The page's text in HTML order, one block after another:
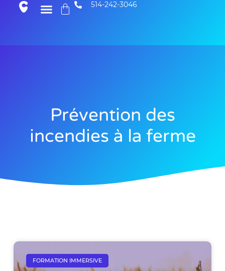
514-242-3046
Prévention des
incendies à la ferme
FORMATION IMMERSIVE